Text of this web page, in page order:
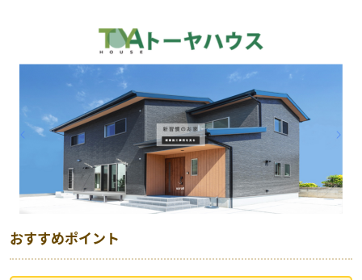
おすすめポイント